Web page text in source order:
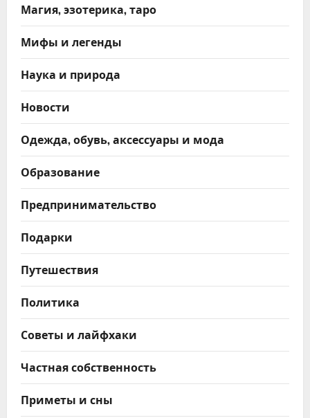
Магия, эзотерика, таро
Мифы и легенды
Наука и природа
Новости
Одежда, обувь, аксессуары и мода
Образование
Предпринимательство
Подарки
Путешествия
Политика
Советы и лайфхаки
Частная собственность
Приметы и сны